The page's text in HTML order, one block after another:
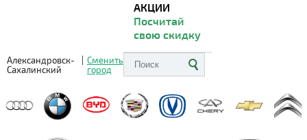
АКЦИИ
Посчитай
свою скидку
Александровск-
Сахалинский
| Сменить
город